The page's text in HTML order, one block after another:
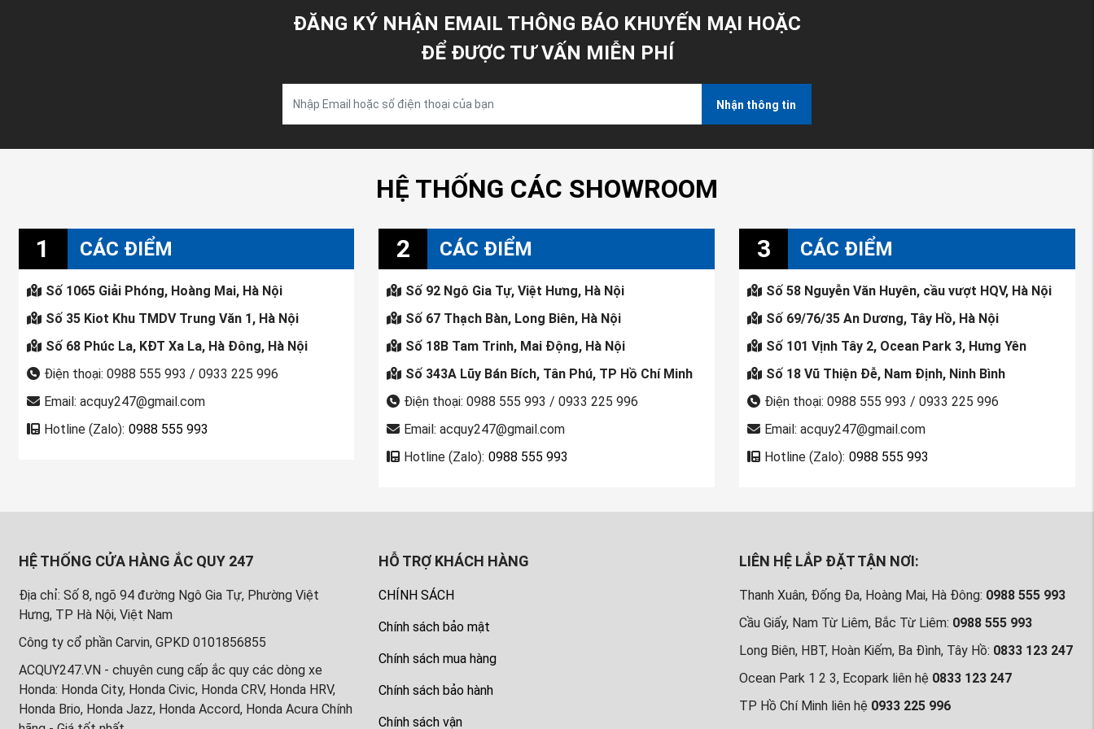
ĐĂNG KÝ NHẬN EMAIL THÔNG BÁO KHUYẾN MẠI HOẶC
ĐỂ ĐƯỢC TƯ VẤN MIỄN PHÍ
Nhận thông tin
HỆ THỐNG CÁC SHOWROOM
1 CÁC ĐIỂM
Số 1065 Giải Phóng, Hoàng Mai, Hà Nội
Số 35 Kiot Khu TMDV Trung Văn 1, Hà Nội
Số 68 Phúc La, KĐT Xa La, Hà Đông, Hà Nội
Điện thoại: 0988 555 993 / 0933 225 996
Email: acquy247@gmail.com
Hotline (Zalo): 0988 555 993
2 CÁC ĐIỂM
Số 92 Ngô Gia Tự, Việt Hưng, Hà Nội
Số 67 Thạch Bàn, Long Biên, Hà Nội
Số 18B Tam Trinh, Mai Động, Hà Nội
Số 343A Lũy Bán Bích, Tân Phú, TP Hồ Chí Minh
Điện thoại: 0988 555 993 / 0933 225 996
Email: acquy247@gmail.com
Hotline (Zalo): 0988 555 993
3 CÁC ĐIỂM
Số 58 Nguyễn Văn Huyên, cầu vượt HQV, Hà Nội
Số 69/76/35 An Dương, Tây Hồ, Hà Nội
Số 101 Vịnh Tây 2, Ocean Park 3, Hưng Yên
Số 18 Vũ Thiện Đễ, Nam Định, Ninh Bình
Điện thoại: 0988 555 993 / 0933 225 996
Email: acquy247@gmail.com
Hotline (Zalo): 0988 555 993
HỆ THỐNG CỬA HÀNG ẮC QUY 247
Địa chỉ: Số 8, ngõ 94 đường Ngô Gia Tự, Phường Việt
Hưng, TP Hà Nội, Việt Nam
Công ty cổ phần Carvin, GPKD 0101856855
ACQUY247.VN - chuyên cung cấp ắc quy các dòng xe
Honda: Honda City, Honda Civic, Honda CRV, Honda HRV,
Honda Brio, Honda Jazz, Honda Accord, Honda Acura Chính
HỖ TRỢ KHÁCH HÀNG
CHÍNH SÁCH
Chính sách bảo mật
Chính sách mua hàng
Chính sách bảo hành
Chính sách vận
LIÊN HỆ LẮP ĐẶT TẬN NƠI:
Thanh Xuân, Đống Đa, Hoàng Mai, Hà Đông: 0988 555 993
Cầu Giấy, Nam Từ Liêm, Bắc Từ Liêm: 0988 555 993
Long Biên, HBT, Hoàn Kiếm, Ba Đình, Tây Hồ: 0833 123 247
Ocean Park 1 2 3, Ecopark liên hệ 0833 123 247
TP Hồ Chí Minh liên hệ 0933 225 996